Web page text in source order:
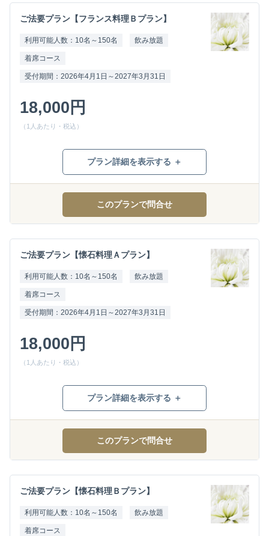
ご法要プラン【フランス料理Ｂプラン】
利用可能人数：10名～150名 飲み放題
着席コース
受付期間：2026年4月1日～2027年3月31日
18,000円
（1人あたり・税込）
プラン詳細を表示する ＋
このプランで問合せ
ご法要プラン【懐石料理Ａプラン】
利用可能人数：10名～150名 飲み放題
着席コース
受付期間：2026年4月1日～2027年3月31日
18,000円
（1人あたり・税込）
プラン詳細を表示する ＋
このプランで問合せ
ご法要プラン【懐石料理Ｂプラン】
利用可能人数：10名～150名 飲み放題
着席コース